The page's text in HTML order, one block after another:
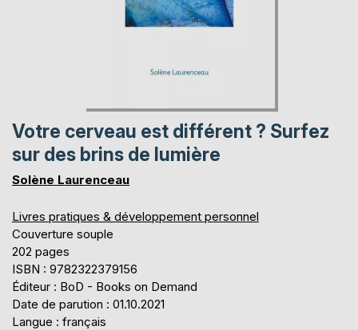
Votre cerveau est différent ? Surfez
sur des brins de lumière
Solène Laurenceau
Livres pratiques & développement personnel
Couverture souple
202 pages
ISBN : 9782322379156
Éditeur : BoD - Books on Demand
Date de parution : 01.10.2021
Langue : français